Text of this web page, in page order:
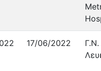
17/06/2022
Γ.Ν.